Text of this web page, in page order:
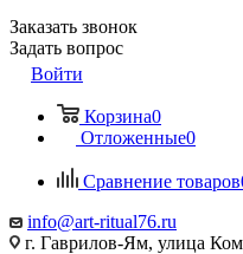
Заказать звонок
Задать вопрос
Войти
Корзина0
Отложенные0
Сравнение товаров
info@art-ritual76.ru
г. Гаврилов-Ям, улица